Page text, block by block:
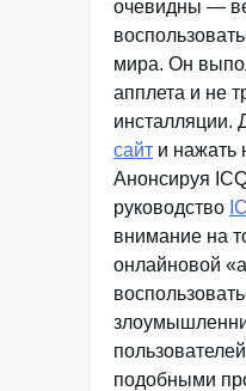
очевидны —
мира. Он
апплета и не
инсталляции.
сайт и нажать
Анонсируя
руководство
внимание на
онлайновой
подобными